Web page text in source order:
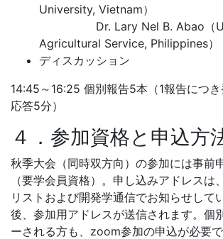
University, Vietnam）
Dr. Lary Nel B. Abao（
Agricultural Service, Philippines）
ディスカッション
14:45～16:25 個別報告5本（1報告につ
応答5分）
４．参加資格と申込方
秋季大会（同時双方向）の参加には事前
（要学会員資格）。申し込みアドレスは
リストおよび開発学通信でお知らせして
後、参加用アドレスが送信されます。個
ーされる方も、zoom参加の申込が必要で